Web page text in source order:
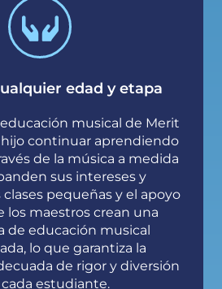
edad y etapa
musical de Merit
continuar aprendiendo
de la música a medida
sus intereses y
clases pequeñas y el apoyo
los maestros crean una
de educación musical
lo que garantiza la
de rigor y diversión
cada estudiante.